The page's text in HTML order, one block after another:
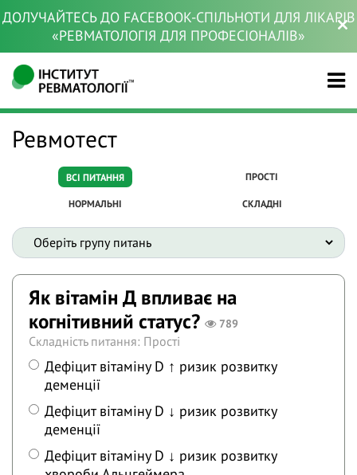
ДОЛУЧАЙТЕСЬ ДО FACEBOOK-СПІЛЬНОТИ ДЛЯ ЛІКАРІВ
«РЕВМАТОЛОГІЯ ДЛЯ ПРОФЕСІОНАЛІВ»
Ревмотест
ВСІ ПИТАННЯ ПРОСТІ
НОРМАЛЬНІ СКЛАДНІ
Як вітамін Д впливає на
когнітивний статус?
789
Складність питання: Прості
Дефіцит вітаміну D ↑ ризик розвитку
деменції
Дефіцит вітаміну D ↓ ризик розвитку
деменції
Дефіцит вітаміну D ↓ ризик розвитку